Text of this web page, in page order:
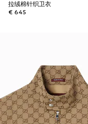
拉绒棉针织卫衣
€ 645